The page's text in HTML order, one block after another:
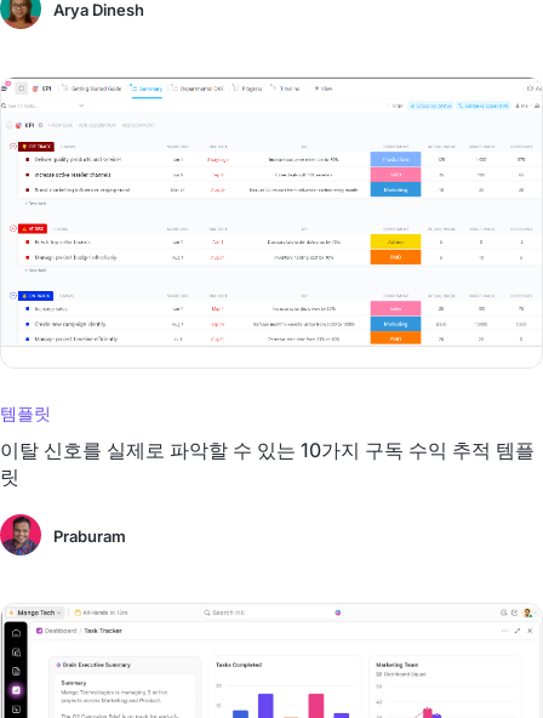
Arya Dinesh
템플릿
이탈 신호를 실제로 파악할 수 있는 10가지 구독 수익 추적 템플
릿
Praburam